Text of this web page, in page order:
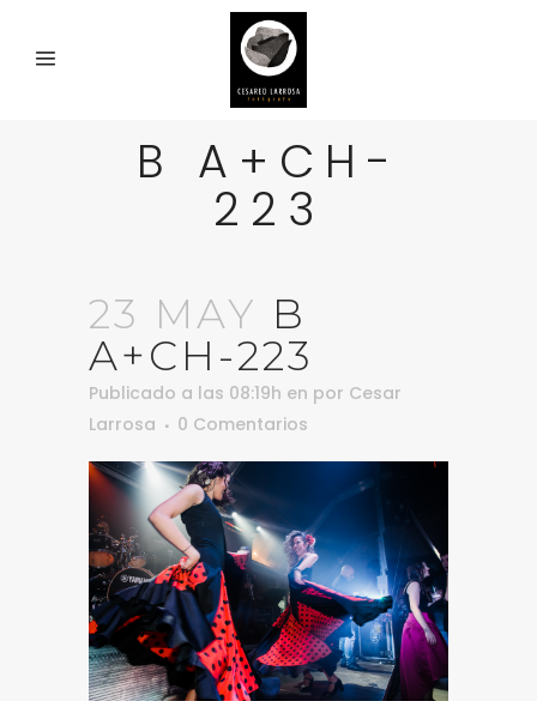
B A+CH-
223
23 MAY B
A+CH-223
Publicado a las 08:19h en por Cesar
Larrosa
0 Comentarios